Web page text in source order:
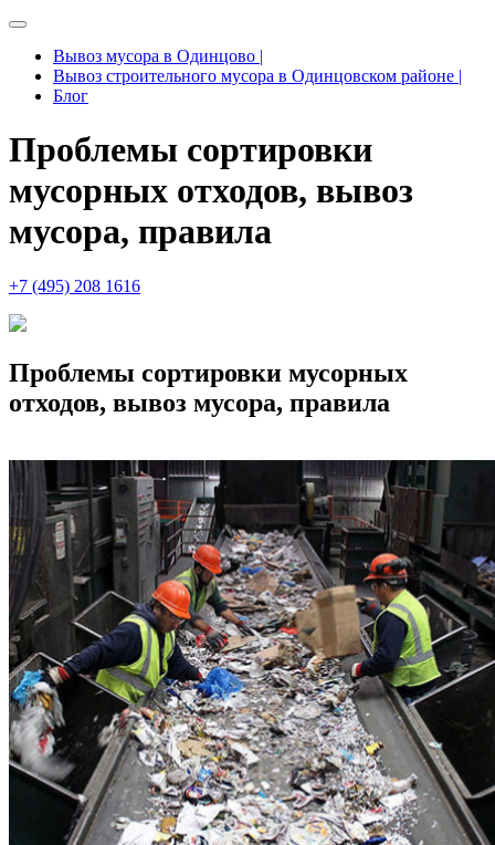
Вывоз мусора в Одинцово |
Вывоз строительного мусора в Одинцовском районе |
Блог
Проблемы сортировки
мусорных отходов, вывоз
мусора, правила
+7 (495) 208 1616
Проблемы сортировки мусорных
отходов, вывоз мусора, правила